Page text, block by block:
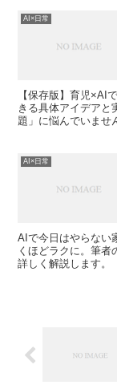
AI×日常
【保存版】育児×AI
きる具体アイデアと
題」に悩んでいませ
AI×日常
AIで今日はやらない
くほどラクに。筆
詳しく解説します。